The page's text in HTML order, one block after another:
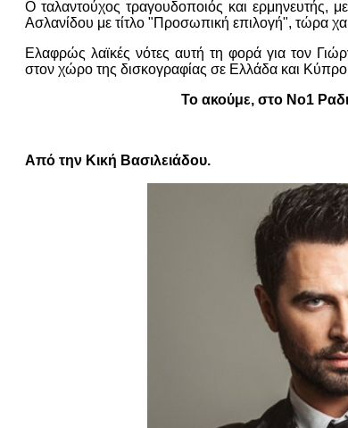
Ο ταλαντούχος τραγουδοποιός και ερμηνευτής,
Ασλανίδου με τίτλο "Προσωπική επιλογή", τώρα
Ελαφρώς λαϊκές νότες αυτή τη φορά για τον
στον χώρο της δισκογραφίας σε Ελλάδα και
Το ακούμε, στο Νο1
Από την Κική Βασιλειάδου.